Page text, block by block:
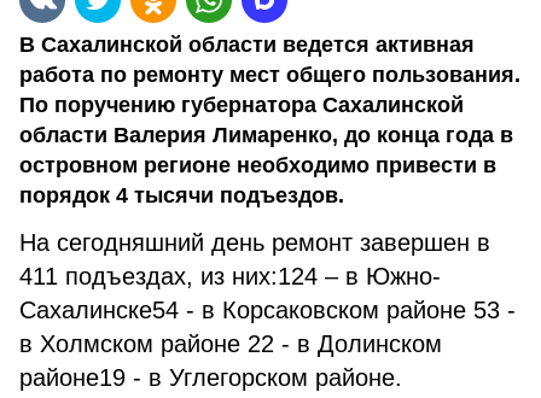
В Сахалинской области ведется активная
работа по ремонту мест общего пользования.
По поручению губернатора Сахалинской
области Валерия Лимаренко, до конца года в
островном регионе необходимо привести в
порядок 4 тысячи подъездов.
На сегодняшний день ремонт завершен в
411 подъездах, из них:124 – в Южно-
Сахалинске54 - в Корсаковском районе 53 -
в Холмском районе 22 - в Долинском
районе19 - в Углегорском районе.